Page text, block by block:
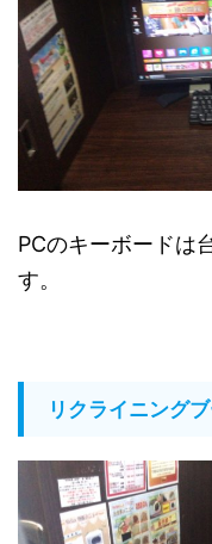
PCのキーボードは
す。
リクライニング